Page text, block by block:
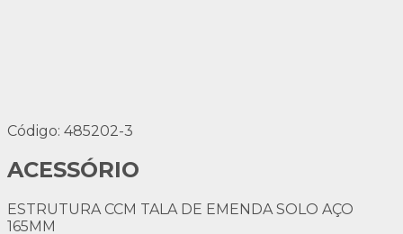
Código: 485202-3
ACESSÓRIO
ESTRUTURA CCM TALA DE EMENDA SOLO AÇO
165MM